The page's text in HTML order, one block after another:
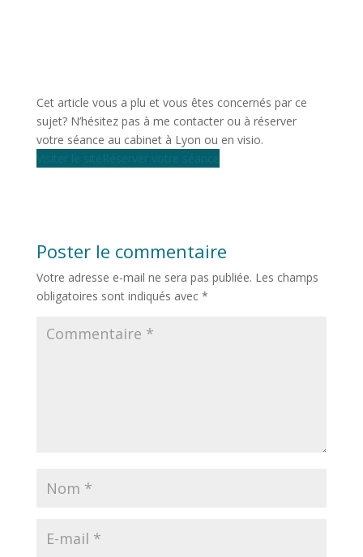
Cet article vous a plu et vous êtes concernés par ce
sujet? N’hésitez pas à me contacter ou à réserver
votre séance au cabinet à Lyon ou en visio.
Poster le commentaire
Votre adresse e-mail ne sera pas publiée. Les champs
obligatoires sont indiqués avec *